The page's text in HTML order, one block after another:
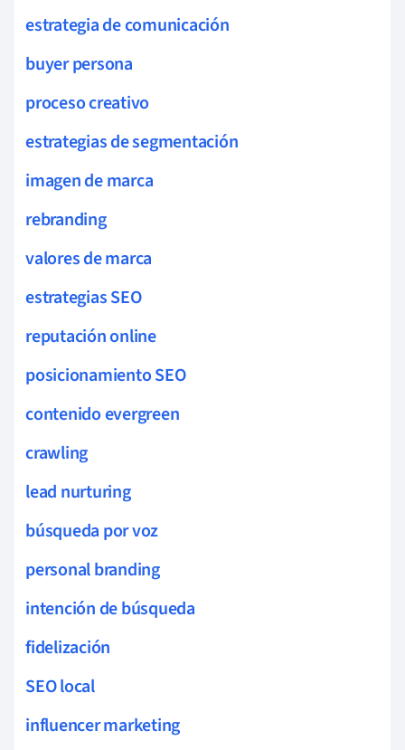
estrategia de comunicación
buyer persona
proceso creativo
estrategias de segmentación
imagen de marca
rebranding
valores de marca
estrategias SEO
reputación online
posicionamiento SEO
contenido evergreen
crawling
lead nurturing
búsqueda por voz
personal branding
intención de búsqueda
fidelización
SEO local
influencer marketing